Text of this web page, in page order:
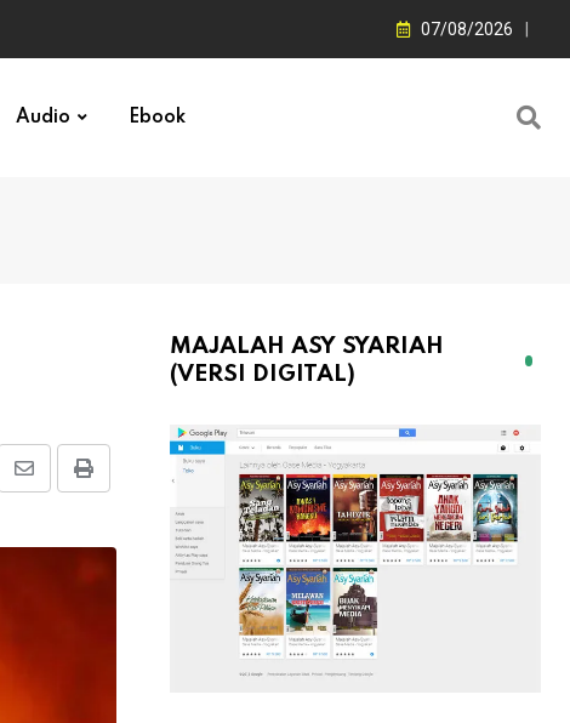
07/08/2026
Audio Ebook
Print
Share
Email
MAJALAH ASY SYARIAH
(VERSI DIGITAL)